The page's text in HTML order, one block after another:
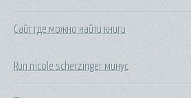
Сайт где можно найти книги
Run nicole scherzinger минус